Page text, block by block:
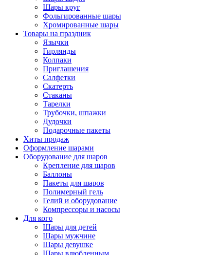
Шары круг
Фольгированные шары
Хромированные шары
Товары на праздник
Язычки
Гирлянды
Колпаки
Приглашения
Салфетки
Скатерть
Стаканы
Тарелки
Трубочки, шпажки
Дудочки
Подарочные пакеты
Хиты продаж
Оформление шарами
Оборудование для шаров
Крепление для шаров
Баллоны
Пакеты для шаров
Полимерный гель
Гелий и оборудование
Компрессоры и насосы
Для кого
Шары для детей
Шары мужчине
Шары девушке
Шары влюбленным